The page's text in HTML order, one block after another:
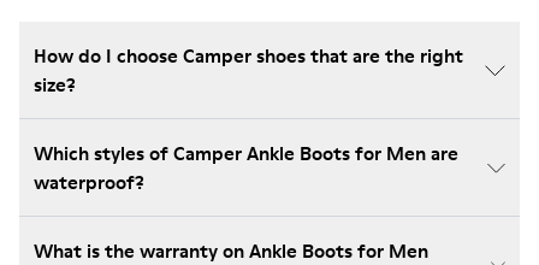
How do I choose Camper shoes that are the right
size?
Which styles of Camper Ankle Boots for Men are
waterproof?
What is the warranty on Ankle Boots for Men